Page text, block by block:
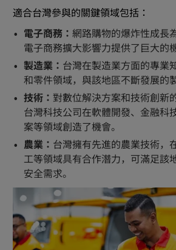
適合台灣參與的關鍵領域包括：
電子商務： 網路購物的爆炸性成長
電子商務擴大影響力提供了巨大的機
製造業： 台灣在製造業方面的專業
和零件領域，與該地區不斷發展的
技術： 對數位解決方案和技術創新
台灣科技公司在軟體開發、金融科
案等領域創造了機會。
農業： 台灣擁有先進的農業技術，
工等領域具有合作潛力，可滿足該
安全需求。